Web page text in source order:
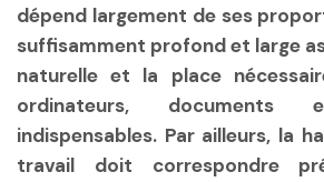
dépend largement de ses
suffisamment profond et large
naturelle et la place
ordinateurs, documents
indispensables. Par ailleurs, la
travail doit correspondre